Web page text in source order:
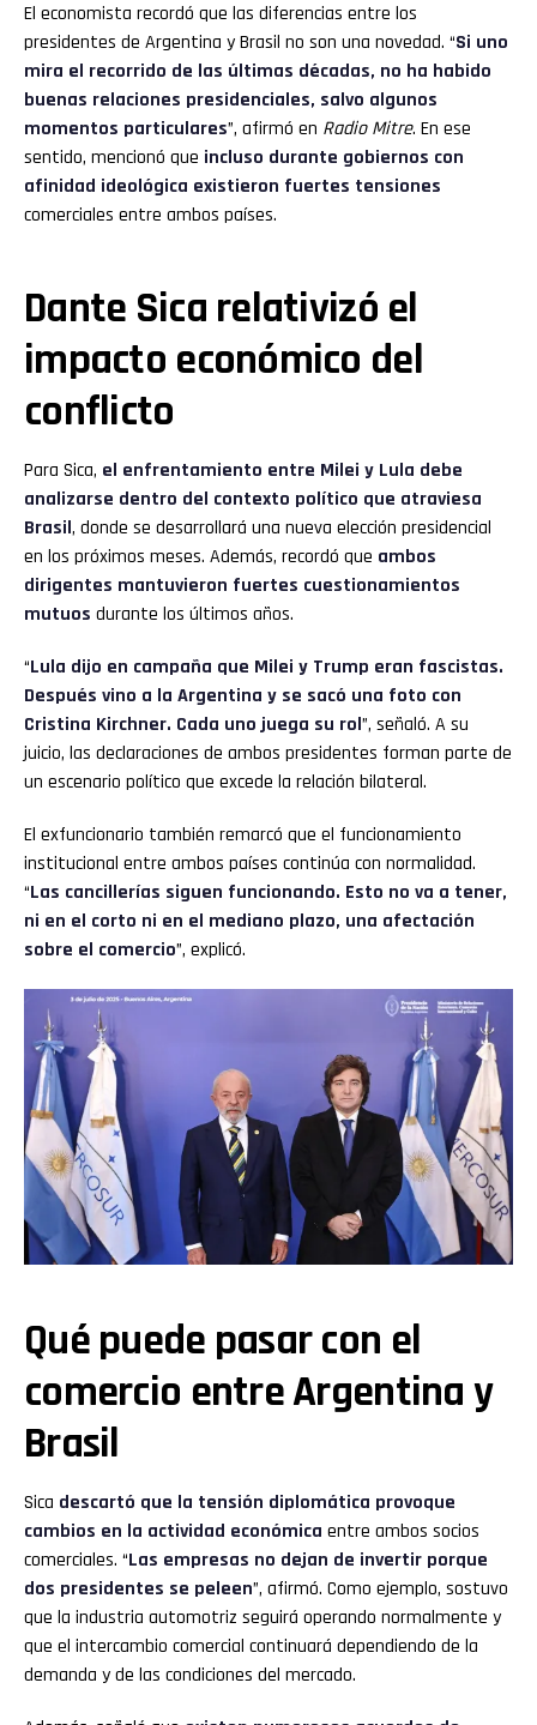
El economista recordó que las diferencias entre los
presidentes de Argentina y Brasil no son una novedad. “Si uno
mira el recorrido de las últimas décadas, no ha habido
buenas relaciones presidenciales, salvo algunos
momentos particulares”, afirmó en Radio Mitre. En ese
sentido, mencionó que incluso durante gobiernos con
afinidad ideológica existieron fuertes tensiones
comerciales entre ambos países.
Dante Sica relativizó el
impacto económico del
conflicto
Para Sica, el enfrentamiento entre Milei y Lula debe
analizarse dentro del contexto político que atraviesa
Brasil, donde se desarrollará una nueva elección presidencial
en los próximos meses. Además, recordó que ambos
dirigentes mantuvieron fuertes cuestionamientos
mutuos durante los últimos años.
“Lula dijo en campaña que Milei y Trump eran fascistas.
Después vino a la Argentina y se sacó una foto con
Cristina Kirchner. Cada uno juega su rol”, señaló. A su
juicio, las declaraciones de ambos presidentes forman parte de
un escenario político que excede la relación bilateral.
El exfuncionario también remarcó que el funcionamiento
institucional entre ambos países continúa con normalidad.
“Las cancillerías siguen funcionando. Esto no va a tener,
ni en el corto ni en el mediano plazo, una afectación
sobre el comercio”, explicó.
Qué puede pasar con el
comercio entre Argentina y
Brasil
Sica descartó que la tensión diplomática provoque
cambios en la actividad económica entre ambos socios
comerciales. “Las empresas no dejan de invertir porque
dos presidentes se peleen”, afirmó. Como ejemplo, sostuvo
que la industria automotriz seguirá operando normalmente y
que el intercambio comercial continuará dependiendo de la
demanda y de las condiciones del mercado.